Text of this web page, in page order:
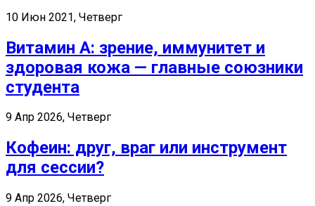
10 Июн 2021, Четверг
Витамин А: зрение, иммунитет и
здоровая кожа — главные союзники
студента
9 Апр 2026, Четверг
Кофеин: друг, враг или инструмент
для сессии?
9 Апр 2026, Четверг